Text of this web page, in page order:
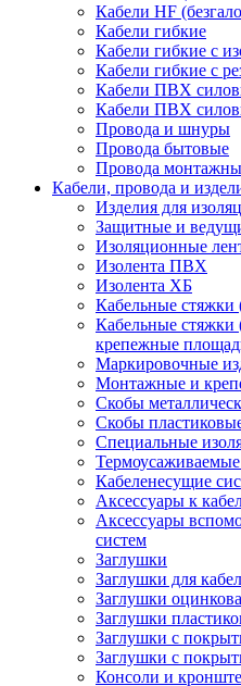
Кабели HF
Кабели гибкие
Кабели гибкие с
Кабели гибкие с
Кабели ПВХ
Кабели ПВХ
Провода и шнуры
Провода бытовые
Провода
Кабели, провода и
Изделия для
Защитные и
Изоляционные
Изолента ПВХ
Изолента ХБ
Кабельные стяжки
Кабельные стяжки
крепежные
Маркировочные
Монтажные и
Скобы
Скобы
Специальные
Термоусаживаемые
Кабеленесущие
Аксессуары к
Аксессуары
систем
Заглушки
Заглушки для
Заглушки
Заглушки
Заглушки с
Заглушки с
Консоли и